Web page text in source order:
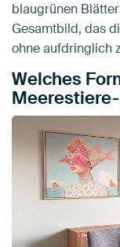
blaugrünen
Gesamtbild, das
ohne aufdringlich
Welches